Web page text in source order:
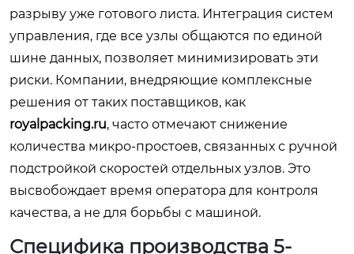
разрыву уже готового листа. Интеграция систем
управления, где все узлы общаются по единой
шине данных, позволяет минимизировать эти
риски. Компании, внедряющие комплексные
решения от таких поставщиков, как
royalpacking.ru, часто отмечают снижение
количества микро-простоев, связанных с ручной
подстройкой скоростей отдельных узлов. Это
высвобождает время оператора для контроля
качества, а не для борьбы с машиной.
Специфика производства 5-